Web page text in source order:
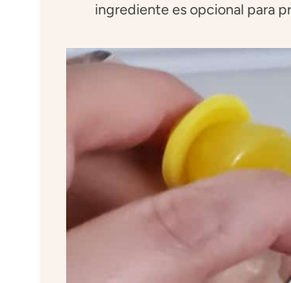
ingrediente es opcional para